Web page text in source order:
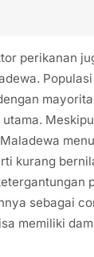
perikanan
kurang
sebagai
memiliki